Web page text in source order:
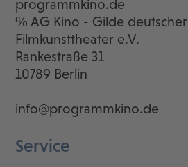
programmkino.de
℅ AG Kino - Gilde deutscher
Filmkunsttheater e.V.
Rankestraße 31
10789 Berlin
info@programmkino.de
Service